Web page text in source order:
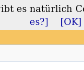
es natürlich
es?]
[OK]